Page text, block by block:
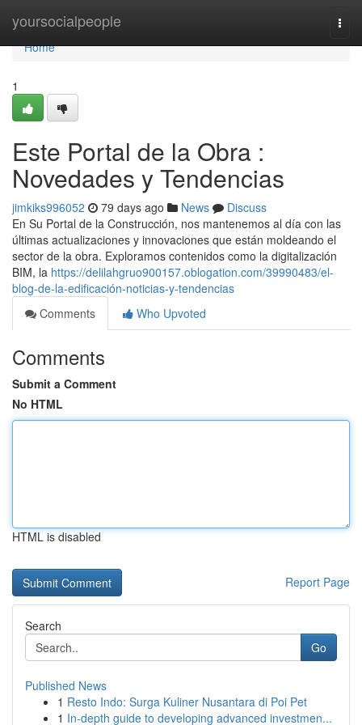
yoursocialpeople
Home
Home
1
Este Portal de la Obra :
Novedades y Tendencias
jimkiks996052 79 days ago News
Discuss
En Su Portal de la Construcción, nos mantenemos al día con las
últimas actualizaciones y innovaciones que están moldeando el
sector de la obra. Exploramos contenidos como la digitalización
BIM, la https://delilahgruo900157.oblogation.com/39990483/el-
blog-de-la-edificación-noticias-y-tendencias
Comments
Who Upvoted
Comments
Submit a Comment
No HTML
HTML is disabled
Report Page
Search
Go
Published News
1 Resto Indo: Surga Kuliner Nusantara di Poi Pet
1 In-depth guide to developing advanced investmen...